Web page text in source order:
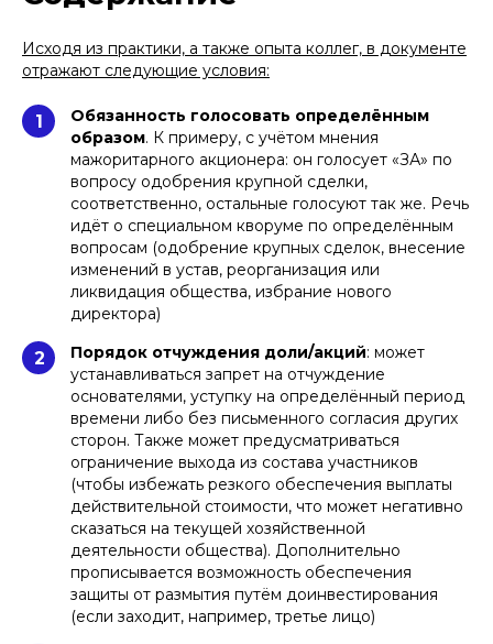
Исходя из практики, а также опыта коллег, в документе
отражают следующие условия:
1
Обязанность голосовать определённым
образом. К примеру, с учётом мнения
мажоритарного акционера: он голосует «ЗА» по
вопросу одобрения крупной сделки,
соответственно, остальные голосуют так же. Речь
идёт о специальном кворуме по определённым
вопросам (одобрение крупных сделок, внесение
изменений в устав, реорганизация или
ликвидация общества, избрание нового
директора)
2 Порядок отчуждения доли/акций: может
устанавливаться запрет на отчуждение
основателями, уступку на определённый период
времени либо без письменного согласия других
сторон. Также может предусматриваться
ограничение выхода из состава участников
(чтобы избежать резкого обеспечения выплаты
действительной стоимости, что может негативно
сказаться на текущей хозяйственной
деятельности общества). Дополнительно
прописывается возможность обеспечения
защиты от размытия путём доинвестирования
(если заходит, например, третье лицо)
Дмитрий Берестень
Специалист, проверивший статью:
рекомендованный юрист
Право-300
блока корпоративной работы
Опубликовано:
12.07.2024